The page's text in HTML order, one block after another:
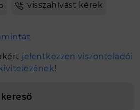
visszahívást kérek
jelentkezzen viszonteladói
kivitelezőnek!